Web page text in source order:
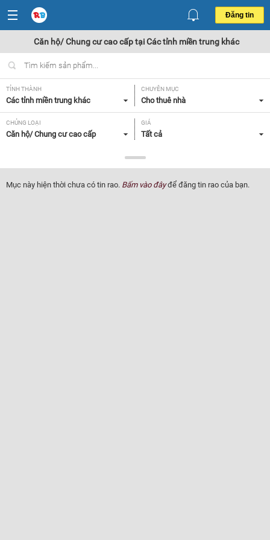
Đăng tin
Căn hộ/ Chung cư cao cấp tại Các tỉnh miền trung khác
TỈNH THÀNH
Các tỉnh miền trung khác
CHUYÊN MỤC
Cho thuê nhà
CHỦNG LOẠI
Căn hộ/ Chung cư cao cấp
GIÁ
Tất cả
Tất cả
SỐ PHÒNG NGỦ
Tất cả
ĐỒ DÙNG TRONG NHÀ
Mục này hiện thời chưa có tin rao. Bấm vào đâyđể đăng tin rao của bạn.